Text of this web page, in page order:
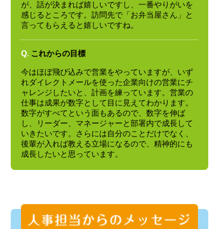
が、話が決まれば嬉しいですし、一番やりがいを
感じるところです。訪問先で「お弁当屋さん」と
言ってもらえると嬉しいですね。
Q. これからの目標
今はほぼ飛び込みで営業をやっていますが、いず
れダイレクトメールを使った企業向けの営業にチ
ャレンジしたいと、計画を練っています。営業の
仕事は成果が数字として目に見えてわかります。
数字がすべてという面もあるので、数字を伸ば
し、リーダー、マネージャーと部署内で成長して
いきたいです。さらには自分のことだけでなく、
後輩が入れば教える立場になるので、精神的にも
成長したいと思っています。